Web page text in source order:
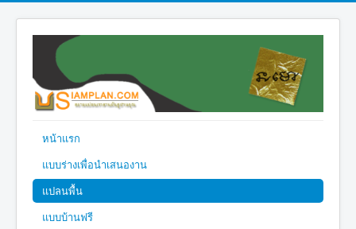
หน้าแรก
แบบร่างเพื่อนำเสนองาน
แปลนพื้น
แบบบ้านฟรี